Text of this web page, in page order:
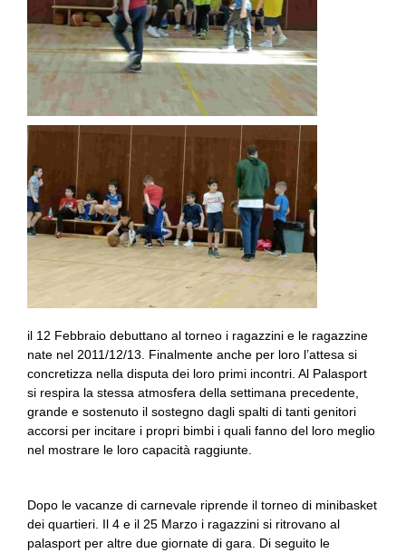
il 12 Febbraio debuttano al torneo i ragazzini e le ragazzine
nate nel 2011/12/13. Finalmente anche per loro l’attesa si
concretizza nella disputa dei loro primi incontri. Al Palasport
si respira la stessa atmosfera della settimana precedente,
grande e sostenuto il sostegno dagli spalti di tanti genitori
accorsi per incitare i propri bimbi i quali fanno del loro meglio
nel mostrare le loro capacità raggiunte.
Dopo le vacanze di carnevale riprende il torneo di minibasket
dei quartieri. Il 4 e il 25 Marzo i ragazzini si ritrovano al
palasport per altre due giornate di gara. Di seguito le